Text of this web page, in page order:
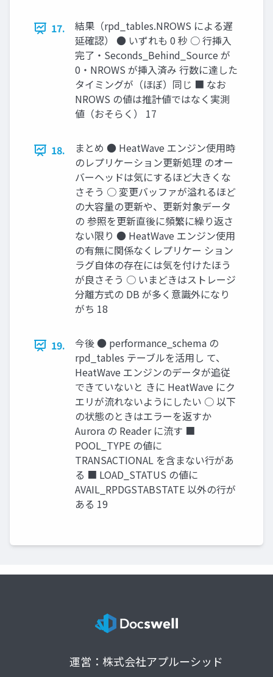
17.
結果（rpd_tables.NROWS による遅
延確認） ● いずれも 0 秒 ○ 行挿入
完了・Seconds_Behind_Source が
0・NROWS が挿入済み 行数に達した
タイミングが（ほぼ）同じ ■ なお
NROWS の値は推計値ではなく実測
値（おそらく） 17
18.
まとめ ● HeatWave エンジン使用時
のレプリケーション更新処理 のオー
バーヘッドは気にするほど大きくな
さそう ○ 変更バッファが溢れるほど
の大容量の更新や、更新対象データ
の 参照を更新直後に頻繁に繰り返さ
ない限り ● HeatWave エンジン使用
の有無に関係なくレプリケー ション
ラグ自体の存在には気を付けたほう
が良さそう ○ いまどきはストレージ
分離方式の DB が多く意識外になり
がち 18
19.
今後 ● performance_schema の
rpd_tables テーブルを活用し て、
HeatWave エンジンのデータが追従
できていないと きに HeatWave にク
エリが流れないようにしたい ○ 以下
の状態のときはエラーを返すか
Aurora の Reader に流す ■
POOL_TYPE の値に
TRANSACTIONAL を含まない行があ
る ■ LOAD_STATUS の値に
AVAIL_RPDGSTABSTATE 以外の行が
ある 19
運営：株式会社アプルーシッド